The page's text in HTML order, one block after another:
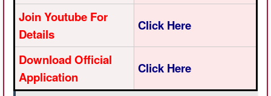
Join Youtube For
Details
Click Here
Download Official
Application
Click Here